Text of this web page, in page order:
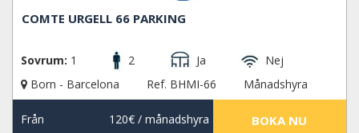
COMTE URGELL 66 PARKING
Sovrum: 1 2 Ja
Nej
Born - Barcelona
Ref. BHMI-66 Månadshyra
Från 120€/ månadshyra BOKA NU